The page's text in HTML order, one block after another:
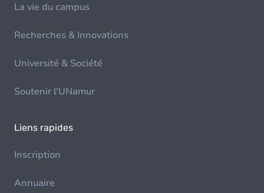
La vie du campus
Recherches & Innovations
Université & Société
Soutenir l'UNamur
Liens rapides
Inscription
Annuaire